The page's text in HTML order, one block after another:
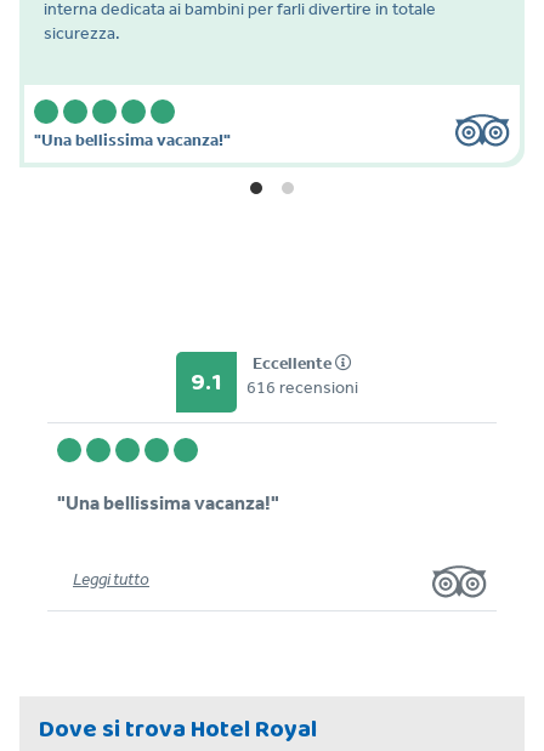
interna dedicata ai bambini per farli divertire in totale
sicurezza.
"Una bellissima vacanza!"
9.1
Eccellente
616 recensioni
"Una bellissima vacanza!"
Leggi tutto
Dove si trova Hotel Royal